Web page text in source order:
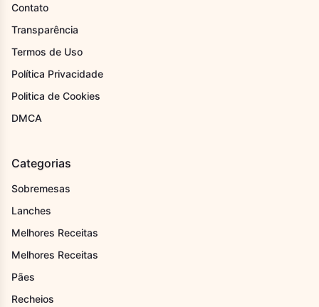
Contato
Transparência
Termos de Uso
Política Privacidade
Politica de Cookies
DMCA
Categorias
Sobremesas
Lanches
Melhores Receitas
Melhores Receitas
Pães
Recheios